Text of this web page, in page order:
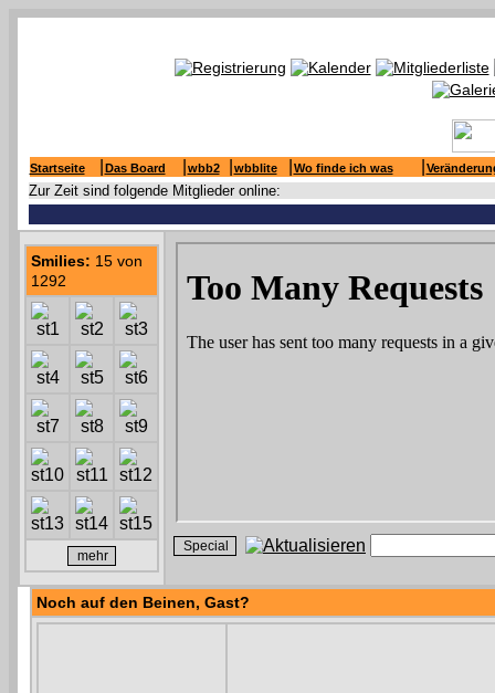
Startseite Das Board wbb2 wbblite Wo finde ich was
Zur Zeit sind folgende Mitglieder online:
Smilies: 15 von
1292
Noch auf den Beinen, Gast?